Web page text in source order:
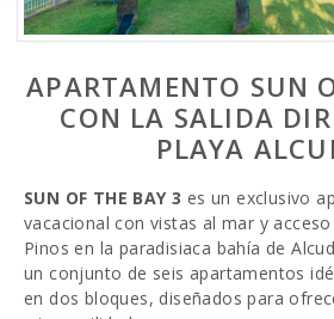
APARTAMENTO SUN
CON LA SALIDA
PLAYA
SUN OF THE BAY 3 es un exclusivo
vacacional con vistas al mar y
Pinos en la paradisiaca bahía de
un conjunto de seis apartamentos
en dos bloques, diseñados para